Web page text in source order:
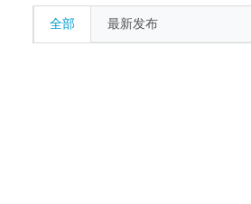
全部 最新发布